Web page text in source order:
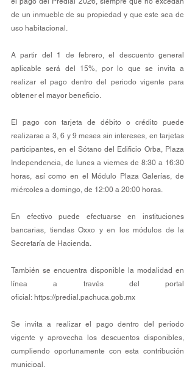
de un inmueble de su propiedad y que este sea de
uso habitacional.
A partir del 1 de febrero, el descuento general
aplicable será del 15%, por lo que se invita a
realizar el pago dentro del periodo vigente para
obtener el mayor beneficio.
El pago con tarjeta de débito o crédito puede
realizarse a 3, 6 y 9 meses sin intereses, en tarjetas
participantes, en el Sótano del Edificio Orba, Plaza
Independencia, de lunes a viernes de 8:30 a 16:30
horas, así como en el Módulo Plaza Galerías, de
miércoles a domingo, de 12:00 a 20:00 horas.
En efectivo puede efectuarse en instituciones
bancarias, tiendas Oxxo y en los módulos de la
Secretaría de Hacienda.
También se encuentra disponible la modalidad en
línea a través del portal
oficial: https://predial.pachuca.gob.mx
Se invita a realizar el pago dentro del periodo
vigente y aprovecha los descuentos disponibles,
cumpliendo oportunamente con esta contribución
municipal.